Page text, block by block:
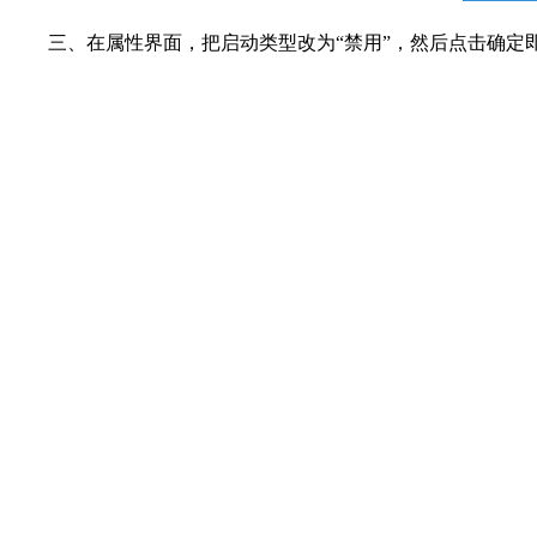
三、在属性界面，把启动类型改为“禁用”，然后点击确定